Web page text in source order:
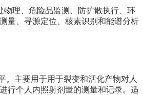
理、危险品监测、防扩散执行、环
量、寻源定位、核素识别和能谱分析
主要用于用于裂变和活化产物对人
行个人内照射剂量的测量和记录。适